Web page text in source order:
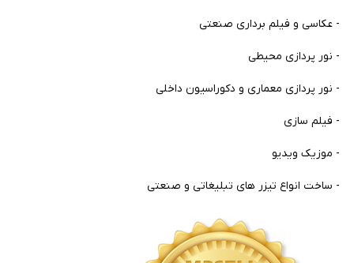
- عکاسی و فیلم برداری صنعتی
- نور پردازی محیطی
- نور پردازی معماری و دکوراسیون داخلی
- فیلم سازی
- موزیک ویدیو
- ساخت انواع تیزر های تبلیغاتی و صنعتی